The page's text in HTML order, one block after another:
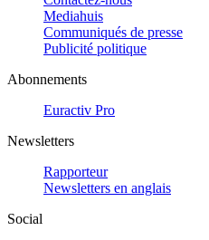
Mediahuis
Communiqués de presse
Publicité politique
Abonnements
Euractiv Pro
Newsletters
Rapporteur
Newsletters en anglais
Social